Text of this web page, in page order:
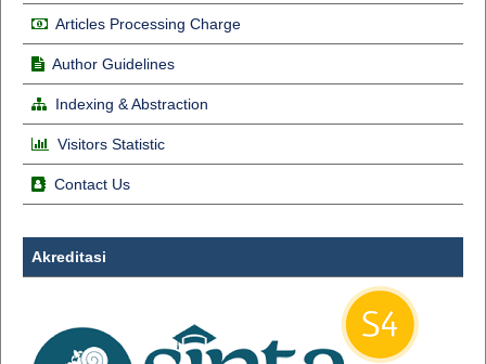
Articles Processing Charge
Author Guidelines
Indexing & Abstraction
Visitors Statistic
Contact Us
Akreditasi